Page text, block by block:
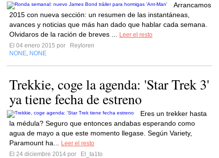
Arrancamos
2015 con nueva sección: un resumen de las instantáneas,
avances y noticias que más han dado que hablar cada semana.
Olvidaros de la ración de breves ...
Leer el resto
El 04 enero 2015 por
Reyloren
NONE NONE
Trekkie, coge la agenda: 'Star Trek 3'
ya tiene fecha de estreno
Eres un trekker hasta
la médula? Seguro que entonces andabas esperando como
agua de mayo a que este momento llegase. Según Variety,
Paramount ha...
Leer el resto
El 24 diciembre 2014 por
El_ta1to